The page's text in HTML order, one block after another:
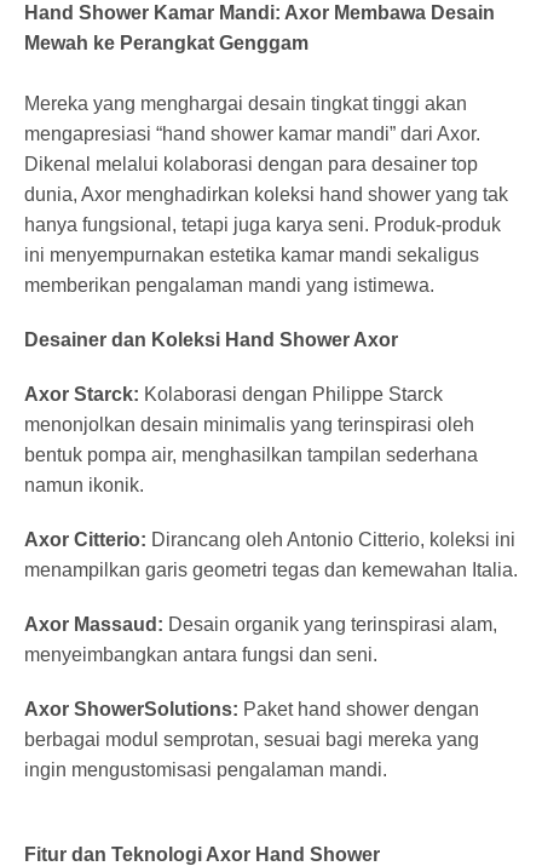
Hand Shower Kamar Mandi: Axor Membawa Desain
Mewah ke Perangkat Genggam
Mereka yang menghargai desain tingkat tinggi akan
mengapresiasi “hand shower kamar mandi” dari Axor.
Dikenal melalui kolaborasi dengan para desainer top
dunia, Axor menghadirkan koleksi hand shower yang tak
hanya fungsional, tetapi juga karya seni. Produk-produk
ini menyempurnakan estetika kamar mandi sekaligus
memberikan pengalaman mandi yang istimewa.
Desainer dan Koleksi Hand Shower Axor
Axor Starck: Kolaborasi dengan Philippe Starck
menonjolkan desain minimalis yang terinspirasi oleh
bentuk pompa air, menghasilkan tampilan sederhana
namun ikonik.
Axor Citterio: Dirancang oleh Antonio Citterio, koleksi ini
menampilkan garis geometri tegas dan kemewahan Italia.
Axor Massaud: Desain organik yang terinspirasi alam,
menyeimbangkan antara fungsi dan seni.
Axor ShowerSolutions: Paket hand shower dengan
berbagai modul semprotan, sesuai bagi mereka yang
ingin mengustomisasi pengalaman mandi.
Fitur dan Teknologi Axor Hand Shower